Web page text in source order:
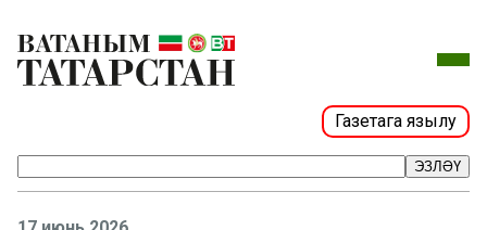
Газетага язылу
ЭЗЛӘҮ